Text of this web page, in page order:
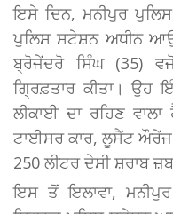
ਇਸੇ ਦਿਨ, ਮਨੀਪੁਰ
ਪੁਲਿਸ ਸਟੇਸ਼ਨ ਅਧੀਨ
ਬ੍ਰੋਜੇਂਦਰੋ ਸਿੰਘ (35)
ਗ੍ਰਿਫ਼ਤਾਰ ਕੀਤਾ। ਉਹ
ਲੀਕਾਈ ਦਾ ਰਹਿਣ
ਟਾਈਸਰ ਕਾਰ, ਲੂਸੈਂਟ
250 ਲੀਟਰ ਦੇਸੀ ਸ਼ਰਾਬ
ਇਸ ਤੋਂ ਇਲਾਵਾ,